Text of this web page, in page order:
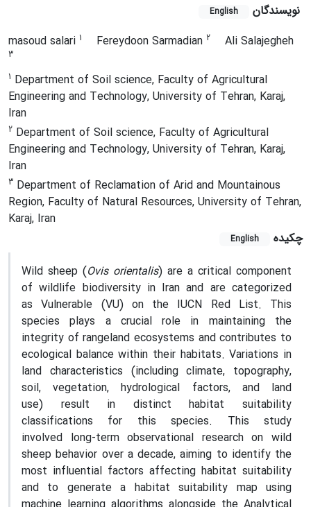
نویسندگان English
masoud salari 1 Fereydoon Sarmadian 2 Ali Salajegheh
3
1 Department of Soil science, Faculty of Agricultural
Engineering and Technology, University of Tehran, Karaj,
Iran
2 Department of Soil science, Faculty of Agricultural
Engineering and Technology, University of Tehran, Karaj,
Iran
3 Department of Reclamation of Arid and Mountainous
Region, Faculty of Natural Resources, University of Tehran,
Karaj, Iran
چکیده
English
Wild sheep (Ovis orientalis) are a critical component
of wildlife biodiversity in Iran and are categorized
as Vulnerable (VU) on the IUCN Red List. This
species plays a crucial role in maintaining the
integrity of rangeland ecosystems and contributes to
ecological balance within their habitats. Variations in
land characteristics (including climate, topography,
soil, vegetation, hydrological factors, and land
use) result in distinct habitat suitability
classifications for this species. This study
involved long-term observational research on wild
sheep behavior over a decade, aiming to identify the
most influential factors affecting habitat suitability
and to generate a habitat suitability map using